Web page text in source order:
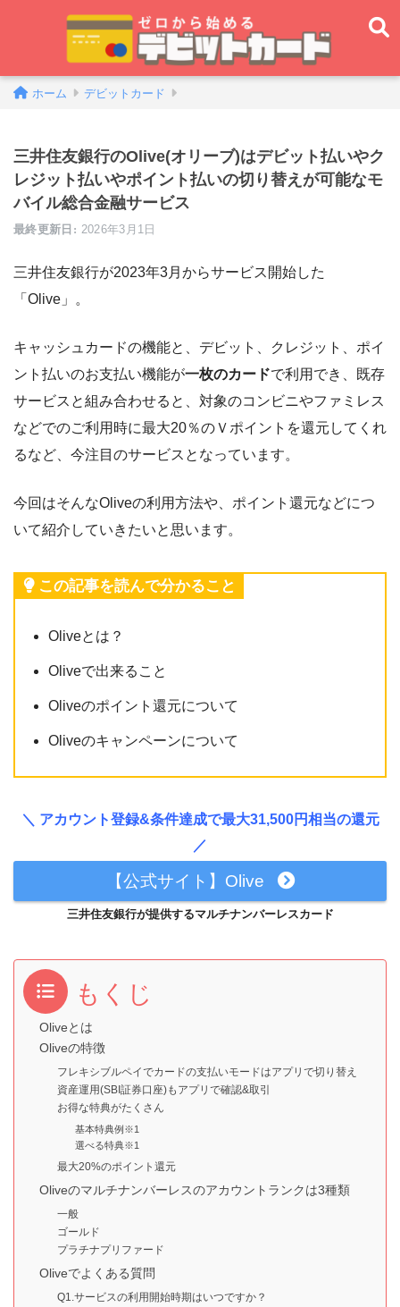
ホーム デビットカード
三井住友銀行のOlive(オリーブ)はデビット払いやク
レジット払いやポイント払いの切り替えが可能なモ
バイル総合金融サービス
2026年3月1日
三井住友銀行が2023年3月からサービス開始した
「Olive」。
キャッシュカードの機能と、デビット、クレジット、ポイ
ント払いのお支払い機能が一枚のカードで利用でき、既存
サービスと組み合わせると、対象のコンビニやファミレス
などでのご利用時に最大20％のＶポイントを還元してくれ
るなど、今注目のサービスとなっています。
今回はそんなOliveの利用方法や、ポイント還元などにつ
いて紹介していきたいと思います。
この記事を読んで分かること
Oliveとは？
Oliveで出来ること
Oliveのポイント還元について
Oliveのキャンペーンについて
＼ アカウント登録&条件達成で最大31,500円相当の還元
／
【公式サイト】Olive
三井住友銀行が提供するマルチナンバーレスカード
もくじ
Oliveとは
Oliveの特徴
フレキシブルペイでカードの支払いモードはアプリで切り替え
資産運用(SBI証券口座)もアプリで確認&取引
お得な特典がたくさん
基本特典例※1
選べる特典※1
最大20%のポイント還元
Oliveのマルチナンバーレスのアカウントランクは3種類
一般
ゴールド
プラチナプリファード
Oliveでよくある質問
Q1.サービスの利用開始時期はいつですか？